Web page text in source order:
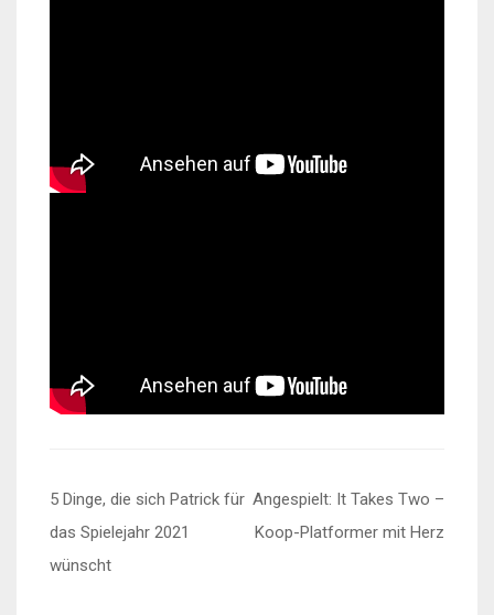
Beitragsnavigation
5 Dinge, die sich Patrick für
das Spielejahr 2021
wünscht
Angespielt: It Takes Two –
Koop-Platformer mit Herz